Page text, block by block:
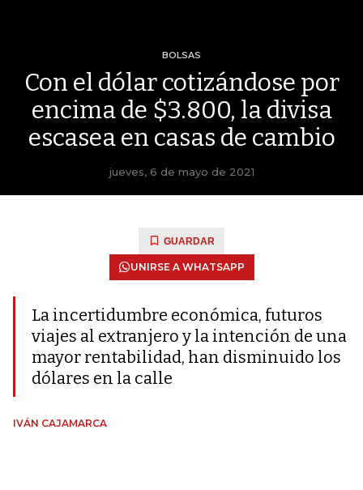
BOLSAS
Con el dólar cotizándose por
encima de $3.800, la divisa
escasea en casas de cambio
jueves, 6 de mayo de 2021
GUARDAR
UNIRSE A WHATSAPP
La incertidumbre económica, futuros
viajes al extranjero y la intención de una
mayor rentabilidad, han disminuido los
dólares en la calle
IVÁN CAJAMARCA